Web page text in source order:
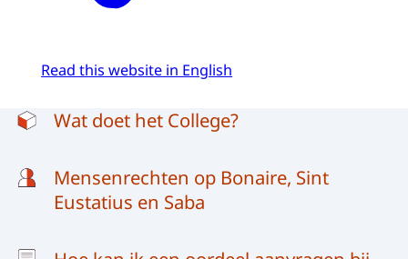
Read this website in English
MenuWat doet het College?
Mensenrechten op Bonaire, Sint
Eustatius en Saba